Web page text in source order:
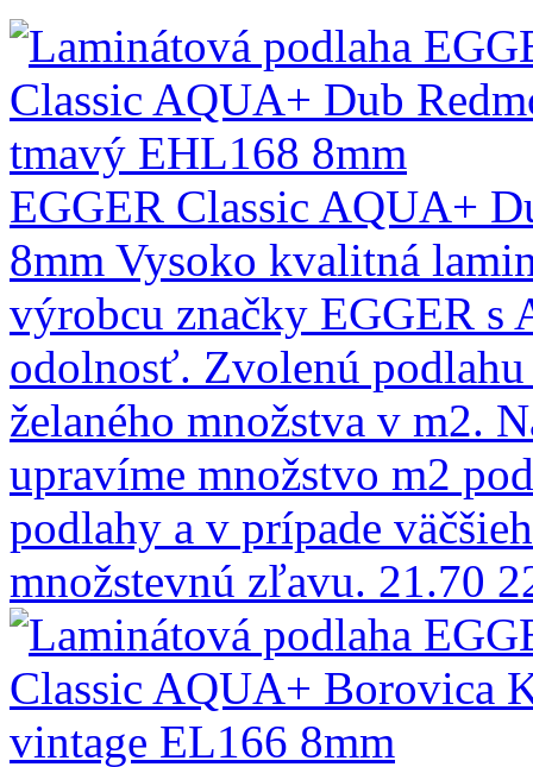
EGGER Classic AQUA+
8mm Vysoko kvalitná
výrobcu značky EGGER s
odolnosť. Zvolenú
želaného množstva v m2.
upravíme množstvo m2
podlahy a v prípade
množstevnú zľavu. 21.70